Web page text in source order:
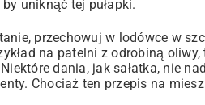
uniknąć tej pułapki.
przechowuj w lodówce w
na patelni z odrobiną oliwy,
dania, jak sałatka, nie
Chociaż ten przepis na